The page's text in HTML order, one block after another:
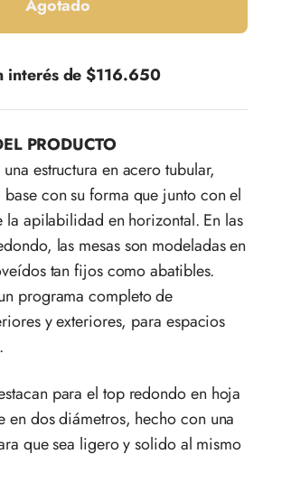
Agotado
interés de$116.650
PRODUCTO
una estructura en acero tubular,
con su forma que junto con el
apilabilidad en horizontal. En las
las mesas son modeladas en
tan fijos como abatibles.
programa completo de
y exteriores, para espacios
para el top redondo en hoja
en dos diámetros, hecho con una
que sea ligero y solido al mismo